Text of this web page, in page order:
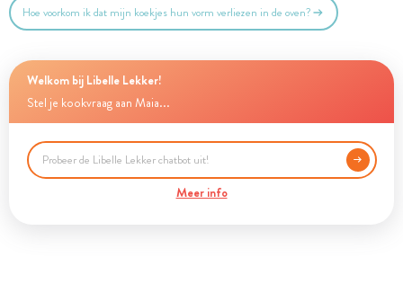
Hoe voorkom ik dat mijn koekjes hun vorm verliezen in de oven?
Welkom bij Libelle Lekker!
Stel je kookvraag aan Maia...
Meer info